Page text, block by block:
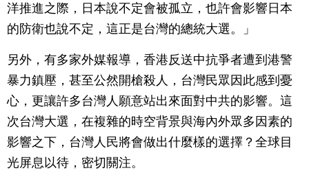
洋推進之際，日本說不定會被孤立，也許會影響日本
的防衛也說不定，這正是台灣的總統大選。」
另外，有多家外媒報導，香港反送中抗爭者遭到港警
暴力鎮壓，甚至公然開槍殺人，台灣民眾因此感到憂
心，更讓許多台灣人願意站出來面對中共的影響。這
次台灣大選，在複雜的時空背景與海內外眾多因素的
影響之下，台灣人民將會做出什麼樣的選擇？全球目
光屏息以待，密切關注。